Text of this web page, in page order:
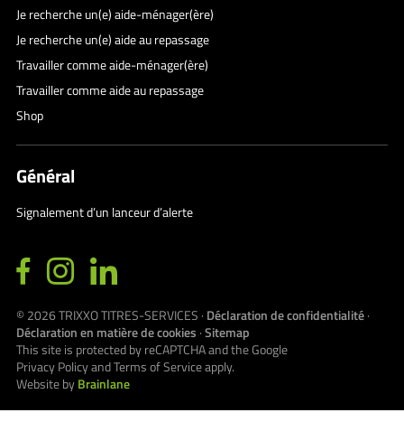
Je recherche un(e) aide-ménager(ère)
Je recherche un(e) aide au repassage
Travailler comme aide-ménager(ère)
Travailler comme aide au repassage
Shop
Général
Signalement d’un lanceur d’alerte
© 2026TRIXXO TITRES-SERVICES · Déclaration de confidentialité·
Déclaration en matière de cookies ·Sitemap
This site is protected by reCAPTCHA and the Google
Privacy PolicyandTerms of Serviceapply.
Website byBrainlane